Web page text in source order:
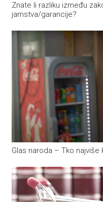
Znate li razliku između
jamstva/garancije?
Glas naroda – Tko